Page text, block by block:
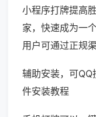
小程序打牌提高
家，快速成为一
用户可通过正规
辅助安装，可
件安装教程